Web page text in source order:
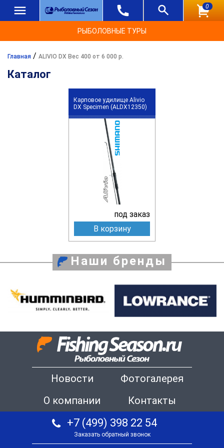
0
РЫБОЛОВНЫЕ ТУРЫ
Главная / ALIVIO DX Вес 400 от 6 000 р.
Каталог
Карповое удилище Alivio
DX Specimen (ALDX12350)
под заказ
В корзину
Наши бренды
Новости
Фотогалерея
О компании
Контакты
+7 (499) 398 22 54
Заказать обратный звонок